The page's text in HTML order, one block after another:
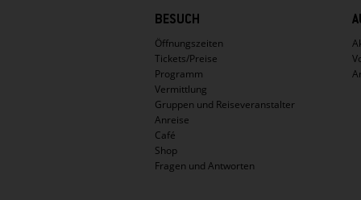
BESUCH
Öffnungszeiten
Tickets/Preise
Programm
Vermittlung
Gruppen und Reiseveranstalter
Anreise
Café
Shop
Fragen und Antworten